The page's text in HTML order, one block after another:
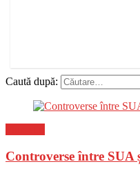
Caută după:
Controverse între SUA